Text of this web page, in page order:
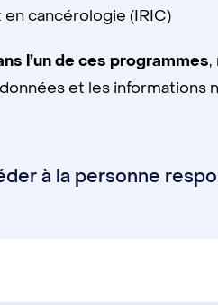
cancérologie (IRIC)
l’un de ces programmes,
et les
à la personne